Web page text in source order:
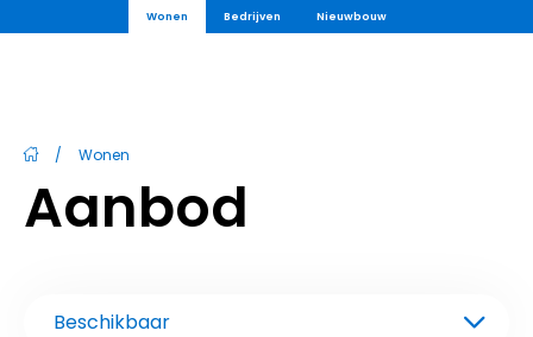
Wonen Bedrijven Nieuwbouw
/ Wonen
Aanbod
Beschikbaar